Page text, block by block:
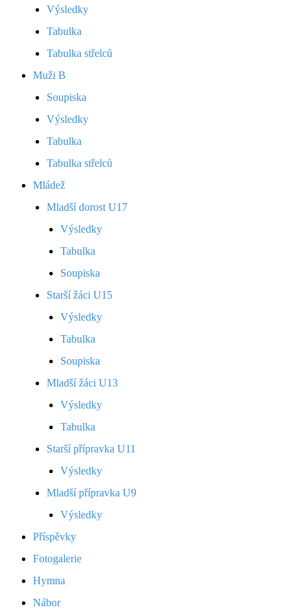
Výsledky
Tabulka
Tabulka střelců
Muži B
Soupiska
Výsledky
Tabulka
Tabulka střelců
Mládež
Mladší dorost U17
Výsledky
Tabulka
Soupiska
Starší žáci U15
Výsledky
Tabulka
Soupiska
Mladší žáci U13
Výsledky
Tabulka
Starší přípravka U11
Výsledky
Mladší přípravka U9
Výsledky
Příspěvky
Fotogalerie
Hymna
Nábor